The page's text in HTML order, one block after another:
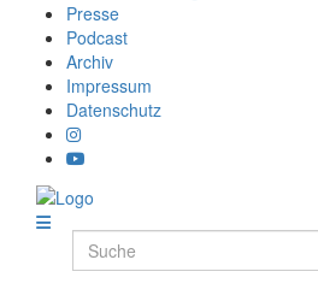
Presse
Podcast
Archiv
Impressum
Datenschutz